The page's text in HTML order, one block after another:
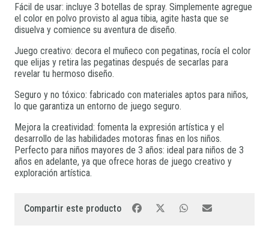
Fácil de usar: incluye 3 botellas de spray. Simplemente agregue
el color en polvo provisto al agua tibia, agite hasta que se
disuelva y comience su aventura de diseño.
Juego creativo: decora el muñeco con pegatinas, rocía el color
que elijas y retira las pegatinas después de secarlas para
revelar tu hermoso diseño.
Seguro y no tóxico: fabricado con materiales aptos para niños,
lo que garantiza un entorno de juego seguro.
Mejora la creatividad: fomenta la expresión artística y el
desarrollo de las habilidades motoras finas en los niños.
Perfecto para niños mayores de 3 años: ideal para niños de 3
años en adelante, ya que ofrece horas de juego creativo y
exploración artística.
Compartir este producto